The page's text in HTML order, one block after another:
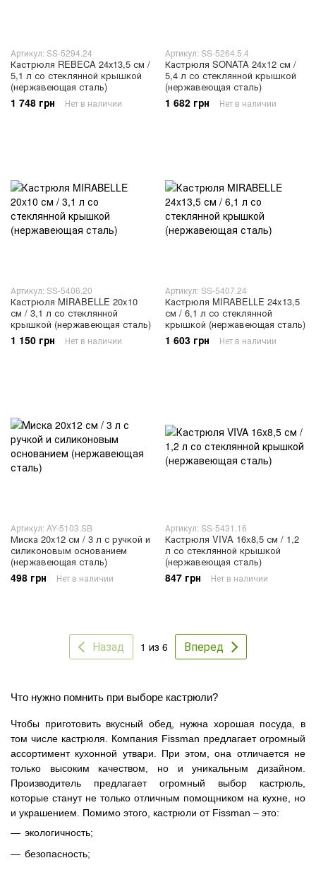
Артикул: SS-5294.24
Кастрюля REBECA 24х13,5 см /
5,1 л со стеклянной крышкой
(нержавеющая сталь)
1 748 грн Нет в наличии
Артикул: SS-5264.5.4
Кастрюля SONATA 24x12 см /
5,4 л со стеклянной крышкой
(нержавеющая сталь)
1 682 грн Нет в наличии
Артикул: SS-5406.20
Кастрюля MIRABELLE 20x10
см / 3,1 л со стеклянной
крышкой (нержавеющая сталь)
1 150 грн Нет в наличии
Артикул: SS-5407.24
Кастрюля MIRABELLE 24x13,5
см / 6,1 л со стеклянной
крышкой (нержавеющая сталь)
1 603 грн Нет в наличии
Артикул: AY-5103.SB
Миска 20x12 см / 3 л с ручкой и
силиконовым основанием
(нержавеющая сталь)
498 грн Нет в наличии
Артикул: SS-5431.16
Кастрюля VIVA 16x8,5 см / 1,2
л со стеклянной крышкой
(нержавеющая сталь)
847 грн Нет в наличии
Назад 1 из 6 Вперед
Что нужно помнить при выборе кастрюли?
Чтобы приготовить вкусный обед, нужна хорошая посуда, в
том числе кастрюля. Компания Fissman предлагает огромный
ассортимент кухонной утвари. При этом, она отличается не
только высоким качеством, но и уникальным дизайном.
Производитель предлагает огромный выбор кастрюль,
которые станут не только отличным помощником на кухне, но
и украшением. Помимо этого, кастрюли от Fissman – это:
экологичность;
безопасность;